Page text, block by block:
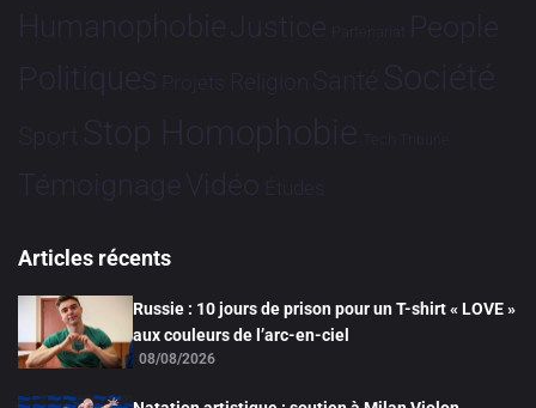
HumanophobieJustice Partenariat People
Politiques Projets Religion Santé Société
Sport Stop Homophobie Tech Tribune
TémoignageVidéo Études
Articles récents
Russie : 10 jours de prison pour un T-shirt « LOVE »
aux couleurs de l’arc-en-ciel
08/08/2026